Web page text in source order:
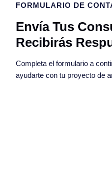
FORMULARIO DE
Envía Tus
Recibirás
Completa el formulario a
ayudarte con tu proyecto de